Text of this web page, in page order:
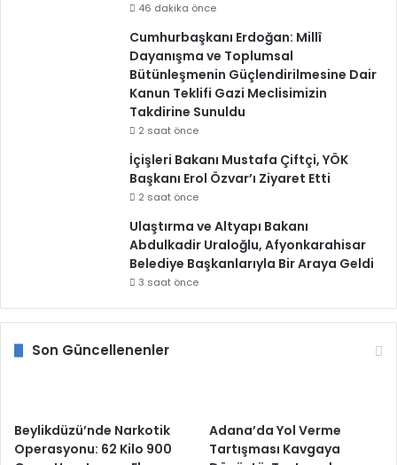
46 dakika önce
Cumhurbaşkanı Erdoğan: Millî
Dayanışma ve Toplumsal
Bütünleşmenin Güçlendirilmesine Dair
Kanun Teklifi Gazi Meclisimizin
Takdirine Sunuldu
2 saat önce
İçişleri Bakanı Mustafa Çiftçi, YÖK
Başkanı Erol Özvar’ı Ziyaret Etti
2 saat önce
Ulaştırma ve Altyapı Bakanı
Abdulkadir Uraloğlu, Afyonkarahisar
Belediye Başkanlarıyla Bir Araya Geldi
3 saat önce
Son Güncellenenler
Beylikdüzü’nde Narkotik
Operasyonu: 62 Kilo 900
Adana’da Yol Verme
Tartışması Kavgaya